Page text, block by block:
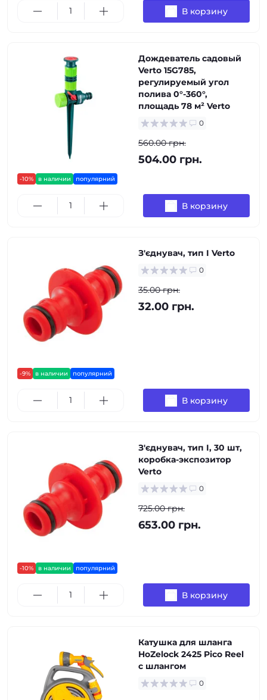
В корзину
-10% в наличии популярний
Дождеватель садовый
Verto 15G785,
регулируемый угол
полива 0°-360°,
площадь 78 м² Verto
0
560.00 грн.
504.00 грн.
В корзину
-9% в наличии популярний
З'єднувач, тип I Verto
0
35.00 грн.
32.00 грн.
В корзину
-10% в наличии популярний
З'єднувач, тип I, 30 шт,
коробка-экспозитор
Verto
0
725.00 грн.
653.00 грн.
В корзину
Катушка для шланга
HoZelock 2425 Pico Reel
с шлангом
0